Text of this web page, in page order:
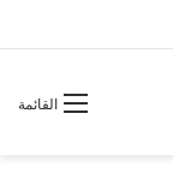
القائمة